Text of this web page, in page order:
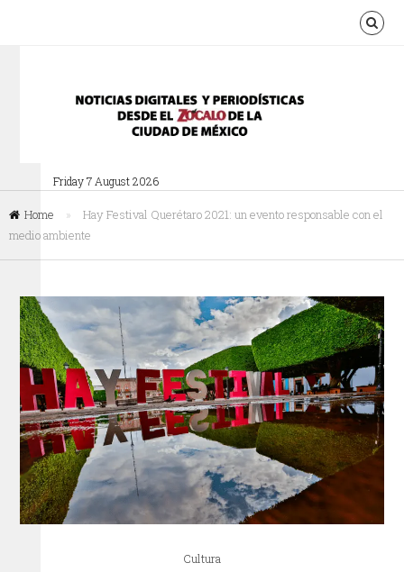
Friday 7 August 2026
Home »
Hay Festival Querétaro 2021: un evento responsable con el
medio ambiente
Cultura